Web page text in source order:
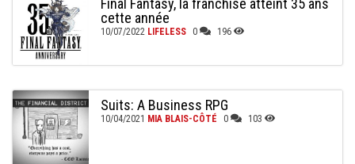
Final Fantasy, la franchise atteint 35 ans
cette année
10/07/2022 LIFELESS 0 196
Suits: A Business RPG
10/04/2021 MIA BLAIS-CÔTÉ 0 103